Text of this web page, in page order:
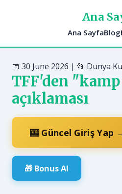
Ana
Ana SayfaBlog
📅 30 June 2026 | 📂 Dunya
TFF'den
açıklaması
🎰 Güncel Giriş Yap
🎁 Bonus Al